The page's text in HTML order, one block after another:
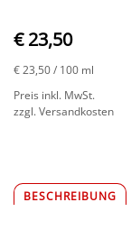
€ 23,50
€ 23,50/ 100 ml
Preis inkl. MwSt.
zzgl. Versandkosten
BESCHREIBUNG